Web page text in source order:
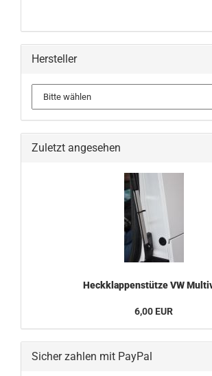
Hersteller
Zuletzt angesehen
Heckklappenstütze VW
6,00 EUR
Sicher zahlen mit PayPal